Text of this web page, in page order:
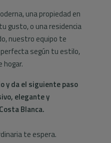
una propiedad en
gusto, o una residencia
nuestro equipo te
según tu estilo,
hogar.
y da el siguiente paso
elegante y
Blanca.
te espera.